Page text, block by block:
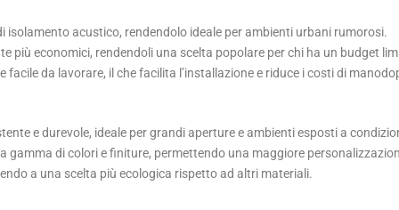
isolamento acustico, rendendolo ideale per ambienti urbani rumorosi.
più economici, rendendoli una scelta popolare per chi ha un budget
facile da lavorare, il che facilita l’installazione e riduce i costi di
e durevole, ideale per grandi aperture e ambienti esposti a
gamma di colori e finiture, permettendo una maggiore
a una scelta più ecologica rispetto ad altri materiali.